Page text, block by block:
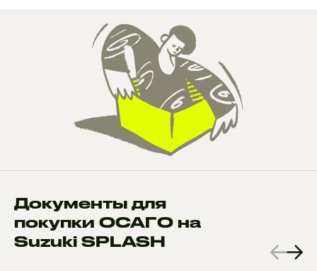
Документы для
покупки ОСАГО на
Suzuki SPLASH